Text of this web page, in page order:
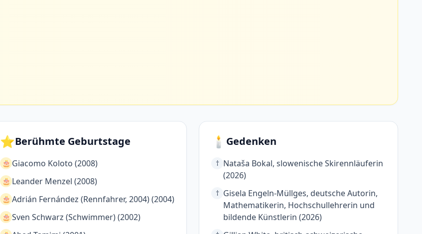
⭐Berühmte Geburtstage
🎂 Giacomo Koloto (2008)
🎂 Leander Menzel (2008)
🎂 Adrián Fernández (Rennfahrer, 2004) (2004)
🎂 Sven Schwarz (Schwimmer) (2002)
🕯️ Gedenken
† Nataša Bokal, slowenische Skirennläuferin
(2026)
† Gisela Engeln-Müllges, deutsche Autorin,
Mathematikerin, Hochschullehrerin und
bildende Künstlerin (2026)